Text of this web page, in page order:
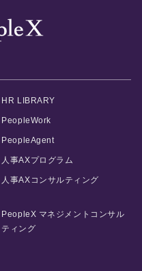
HR LIBRARY
PeopleWork
PeopleAgent
人事AXプログラム
人事AXコンサルティング
PeopleX マネジメントコンサル
ティング